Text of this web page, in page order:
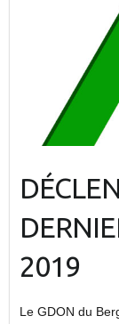
2019
Le GDON du